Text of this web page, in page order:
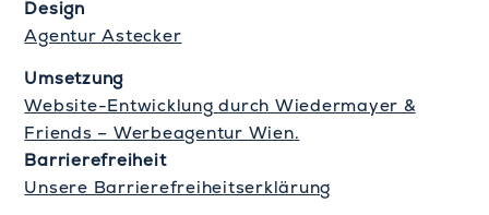
Design
Agentur Astecker
Umsetzung
Website-Entwicklung durch Wiedermayer &
Friends – Werbeagentur Wien.
Barrierefreiheit
Unsere Barrierefreiheitserklärung